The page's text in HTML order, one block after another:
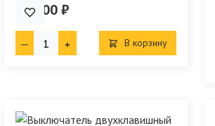
559.00 ₽
В корзину